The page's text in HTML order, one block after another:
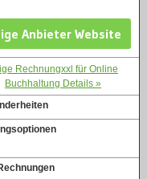
Anbieter Website
Rechnungxxl für Online
Buchhaltung Details »